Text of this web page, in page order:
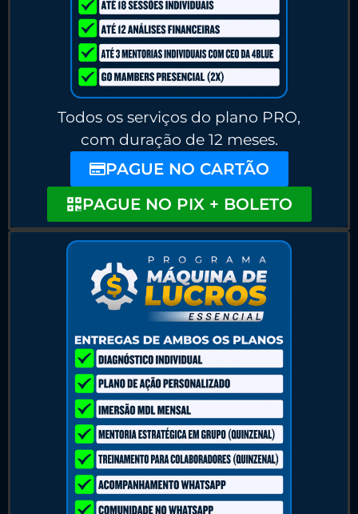
Todos os serviços do plano PRO,
com duração de 12 meses.
PAGUE NO CARTÃO
PAGUE NO PIX + BOLETO